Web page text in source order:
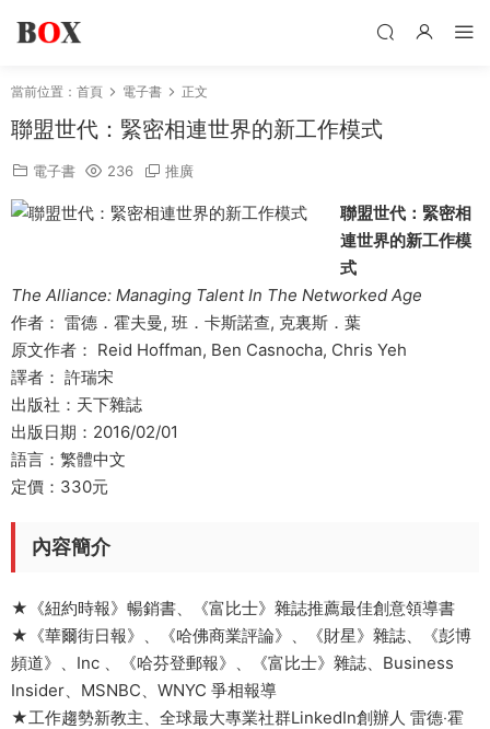
當前位置： 首頁 電子書 正文
聯盟世代：緊密相連世界的新工作模式
電子書 236 推廣
聯盟世代：緊密相
連世界的新工作模
式
The Alliance: Managing Talent In The Networked Age
作者： 雷德．霍夫曼, 班．卡斯諾查, 克裏斯．葉
原文作者： Reid Hoffman, Ben Casnocha, Chris Yeh
譯者： 許瑞宋
出版社：天下雜誌
出版日期：2016/02/01
語言：繁體中文
定價：330元
內容簡介
★《紐約時報》暢銷書、《富比士》雜誌推薦最佳創意領導書
★《華爾街日報》、《哈佛商業評論》、《財星》雜誌、《彭博
頻道》、Inc 、《哈芬登郵報》、《富比士》雜誌、Business
Insider、MSNBC、WNYC 爭相報導
★工作趨勢新教主、全球最大專業社群LinkedIn創辦人 雷德‧霍